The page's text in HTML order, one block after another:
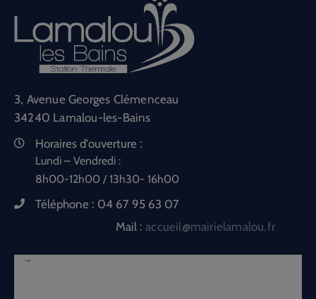
3, Avenue Georges Clémenceau
34240 Lamalou-les-Bains
Horaires d'ouverture :
Lundi – Vendredi :
8h00-12h00 / 13h30- 16h00
Téléphone : 04 67 95 63 07
Mail :accueil@mairielamalou.fr